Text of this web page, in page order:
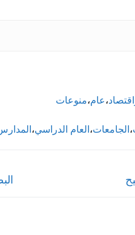
،عام،منوعات
،الجامعات،العام الدراسي،